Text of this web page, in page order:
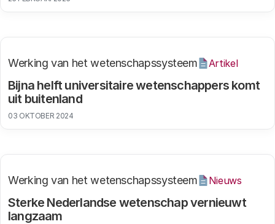
Bijna helft universitaire wetenschappers komt
uit buitenland
Werking van het wetenschapssysteem Artikel
03 OKTOBER 2024
Sterke Nederlandse wetenschap vernieuwt
langzaam
Werking van het wetenschapssysteem Nieuws